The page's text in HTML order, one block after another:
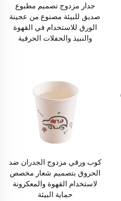
جدار مزدوج تصميم مطبوع
صديق للبيئة مصنوع من عجينة
الورق للاستخدام في القهوة
والنبيذ والحفلات الحرفية
كوب ورقي مزدوج الجدران ضد
الحروق بتصميم شعار مخصص
لاستخدام القهوة والمعكرونة
حماية البيئة